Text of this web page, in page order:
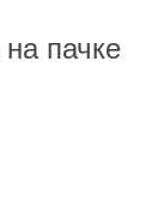
пачке